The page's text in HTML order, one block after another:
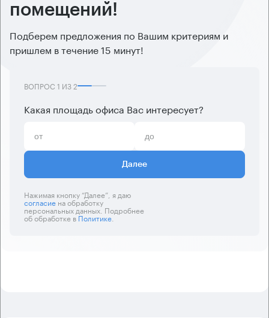
помещений!
Подберем предложения по Вашим критериям и
пришлем в течение 15 минут!
ВОПРОС 1 ИЗ2
Какая площадь офиса Вас интересует?
Далее
Нажимая кнопку “Далее”, я даю
согласиена обработку
персональных данных. Подробнее
об обработке вПолитике.